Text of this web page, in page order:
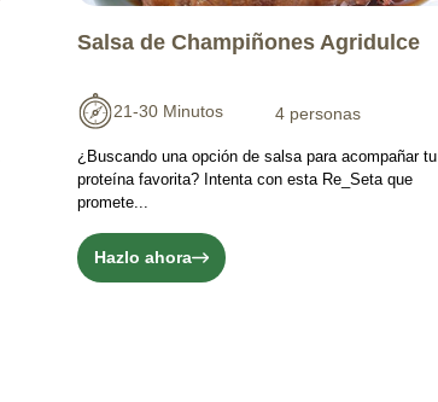
Salsa de Champiñones Agridulce
21-30 Minutos 4 personas
¿Buscando una opción de salsa para acompañar tu
proteína favorita? Intenta con esta Re_Seta que
promete...
Hazlo ahora